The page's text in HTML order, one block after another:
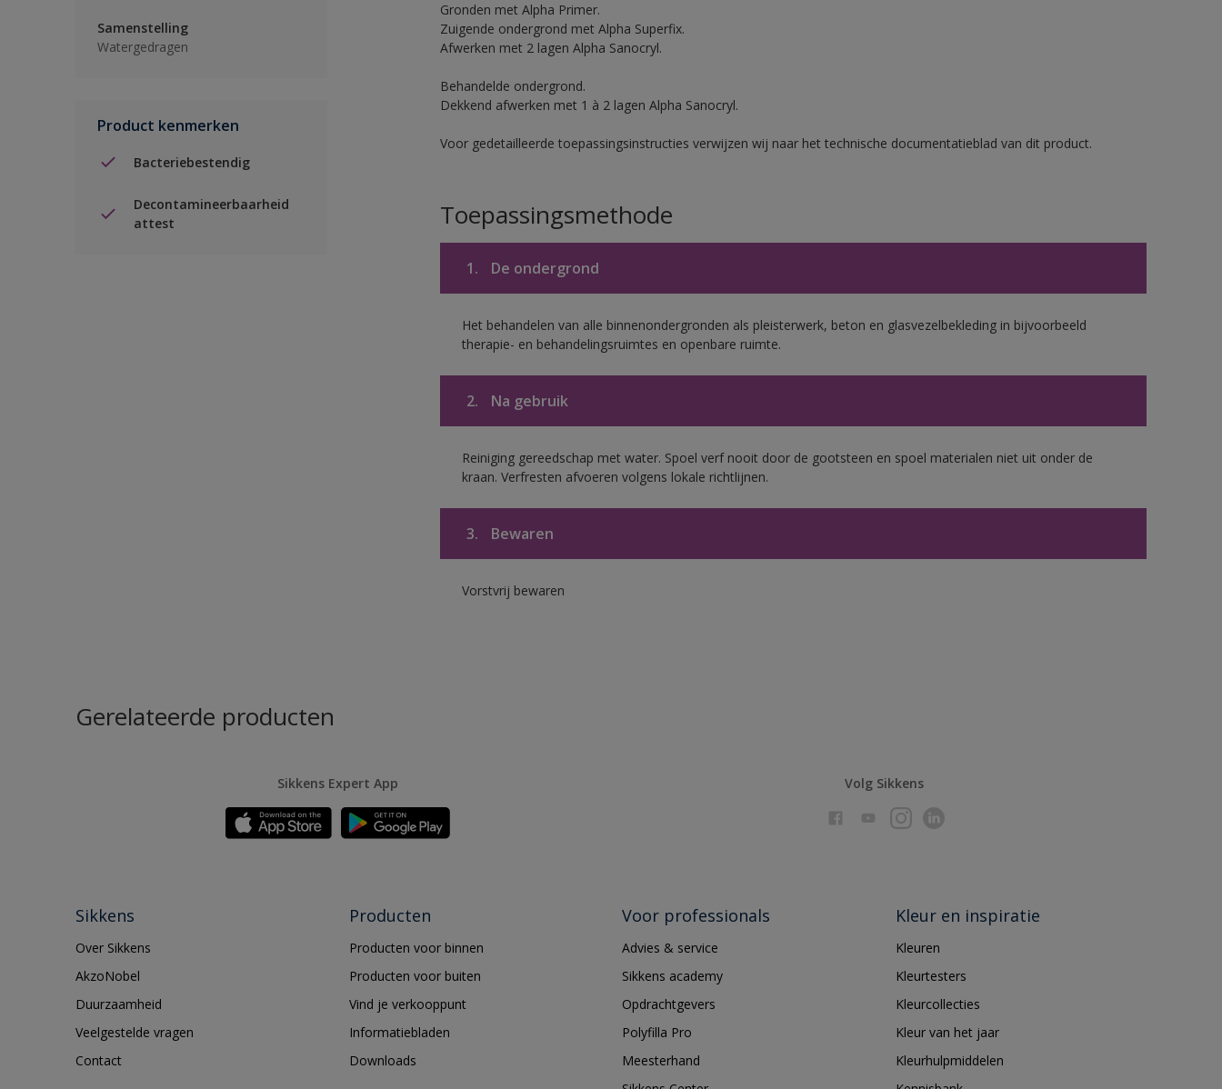
Samenstelling
Watergedragen
Product kenmerken
Bacteriebestendig
Decontamineerbaarheid
attest
Gronden met Alpha Primer.
Zuigende ondergrond met Alpha Superfix.
Afwerken met 2 lagen Alpha Sanocryl.
Behandelde ondergrond.
Dekkend afwerken met 1 à 2 lagen Alpha Sanocryl.
Voor gedetailleerde toepassingsinstructies verwijzen wij naar het technische documentatieblad van dit product.
Toepassingsmethode
1. De ondergrond
Het behandelen van alle binnenondergronden als pleisterwerk, beton en glasvezelbekleding in bijvoorbeeld
therapie- en behandelingsruimtes en openbare ruimte.
2. Na gebruik
Reiniging gereedschap met water. Spoel verf nooit door de gootsteen en spoel materialen niet uit onder de
kraan. Verfresten afvoeren volgens lokale richtlijnen.
3. Bewaren
Vorstvrij bewaren
Gerelateerde producten
Sikkens Expert App Volg Sikkens
Sikkens
Over Sikkens
AkzoNobel
Duurzaamheid
Veelgestelde vragen
Contact
Producten
Producten voor binnen
Producten voor buiten
Vind je verkooppunt
Informatiebladen
Downloads
Voor professionals
Advies & service
Sikkens academy
Opdrachtgevers
Polyfilla Pro
Meesterhand
Kleur en inspiratie
Kleuren
Kleurtesters
Kleurcollecties
Kleur van het jaar
Kleurhulpmiddelen